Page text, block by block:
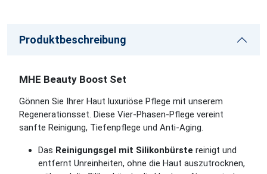
Produktbeschreibung
MHE Beauty Boost Set
Gönnen Sie Ihrer Haut luxuriöse Pflege mit unserem
Regenerationsset. Diese Vier-Phasen-Pflege vereint
sanfte Reinigung, Tiefenpflege und Anti-Aging.
Das Reinigungsgel mit Silikonbürste reinigt und
entfernt Unreinheiten, ohne die Haut auszutrocknen,